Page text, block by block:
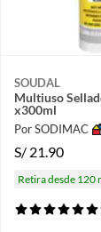
SOUDAL
Multiuso
x300ml
Por SODIMAC
S/ 21.90
Retira desde 120